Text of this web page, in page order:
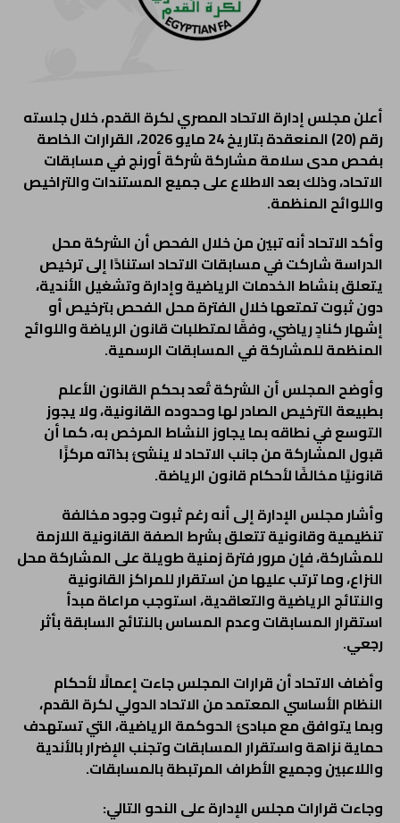
أعلن مجلس إدارة الاتحاد المصري لكرة القدم، خلال جلسته
رقم (20) المنعقدة بتاريخ 24 مايو 2026، القرارات الخاصة
بفحص مدى سلامة مشاركة شركة أورنج في مسابقات
الاتحاد، وذلك بعد الاطلاع على جميع المستندات والتراخيص
واللوائح المنظمة.
وأكد الاتحاد أنه تبين من خلال الفحص أن الشركة محل
الدراسة شاركت في مسابقات الاتحاد استنادًا إلى ترخيص
يتعلق بنشاط الخدمات الرياضية وإدارة وتشغيل الأندية،
دون ثبوت تمتعها خلال الفترة محل الفحص بترخيص أو
إشهار كنادٍ رياضي، وفقًا لمتطلبات قانون الرياضة واللوائح
المنظمة للمشاركة في المسابقات الرسمية.
وأوضح المجلس أن الشركة تُعد بحكم القانون الأعلم
بطبيعة الترخيص الصادر لها وحدوده القانونية، ولا يجوز
التوسع في نطاقه بما يجاوز النشاط المرخص به، كما أن
قبول المشاركة من جانب الاتحاد لا ينشئ بذاته مركزًا
قانونيًا مخالفًا لأحكام قانون الرياضة.
وأشار مجلس الإدارة إلى أنه رغم ثبوت وجود مخالفة
تنظيمية وقانونية تتعلق بشرط الصفة القانونية اللازمة
للمشاركة، فإن مرور فترة زمنية طويلة على المشاركة محل
النزاع، وما ترتب عليها من استقرار للمراكز القانونية
والنتائج الرياضية والتعاقدية، استوجب مراعاة مبدأ
استقرار المسابقات وعدم المساس بالنتائج السابقة بأثر
رجعي.
وأضاف الاتحاد أن قرارات المجلس جاءت إعمالًا لأحكام
النظام الأساسي المعتمد من الاتحاد الدولي لكرة القدم،
وبما يتوافق مع مبادئ الحوكمة الرياضية، التي تستهدف
حماية نزاهة واستقرار المسابقات وتجنب الإضرار بالأندية
واللاعبين وجميع الأطراف المرتبطة بالمسابقات.
وجاءت قرارات مجلس الإدارة على النحو التالي: